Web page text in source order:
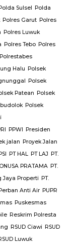
Sulsel Polda
Polres Garut Polres
Polres Luwuk
Polres Tebo Polres
Polrestabes
Halu Polsek
Polsek
Patean Polsek
Polsek
PPWI Presiden
jalan Proyek Jalan
PT HAL PT LAJ PT.
PRATAMA PT.
Jaya Properti PT.
Anti Air PUPR
Puskesmas
Reskrim Polresta
RSUD Ciawi RSUD
Luwuk